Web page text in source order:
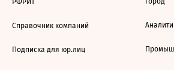
РФРИТ
Справочник компаний
Подписка для юр.лиц